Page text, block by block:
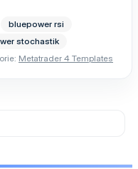
bluepower rsi
stochastik
Metatrader 4 Templates